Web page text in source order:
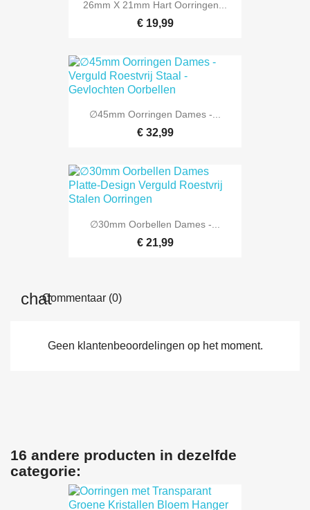
26mm X 21mm Hart Oorringen...
€ 19,99
∅45mm Oorringen Dames -...
€ 32,99
∅30mm Oorbellen Dames -...
€ 21,99
Commentaar (0)
Geen klantenbeoordelingen op het moment.
16 andere producten in dezelfde
categorie: